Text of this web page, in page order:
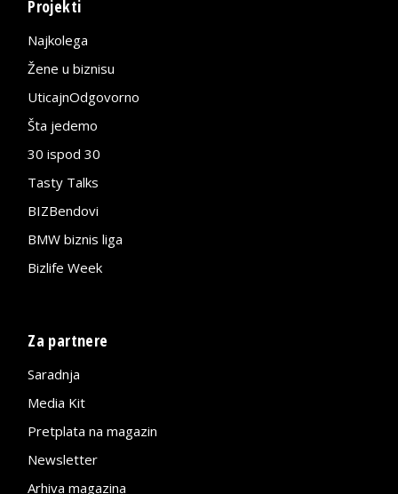
Projekti
Najkolega
Žene u biznisu
UticajnOdgovorno
Šta jedemo
30 ispod 30
Tasty Talks
BIZBendovi
BMW biznis liga
Bizlife Week
Za partnere
Saradnja
Media Kit
Pretplata na magazin
Newsletter
Arhiva magazina